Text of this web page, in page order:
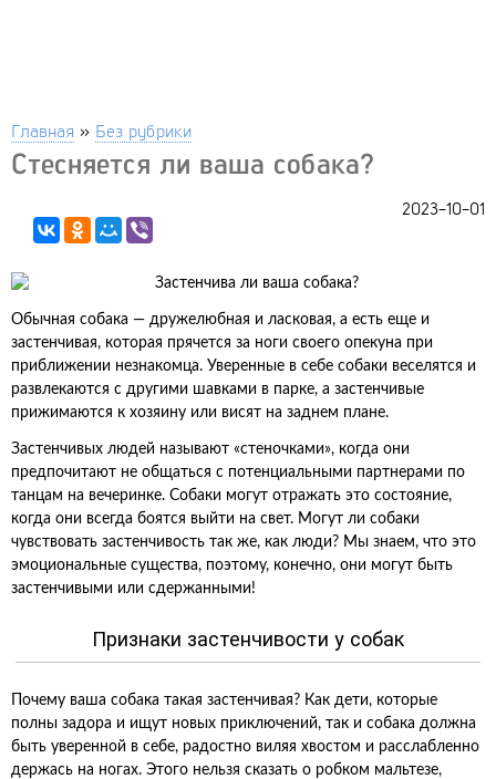
Главная » Без рубрики
Стесняется ли ваша собака?
2023-10-01
Обычная собака — дружелюбная и ласковая, а есть еще и
застенчивая, которая прячется за ноги своего опекуна при
приближении незнакомца. Уверенные в себе собаки веселятся и
развлекаются с другими шавками в парке, а застенчивые
прижимаются к хозяину или висят на заднем плане.
Застенчивых людей называют «стеночками», когда они
предпочитают не общаться с потенциальными партнерами по
танцам на вечеринке. Собаки могут отражать это состояние,
когда они всегда боятся выйти на свет. Могут ли собаки
чувствовать застенчивость так же, как люди? Мы знаем, что это
эмоциональные существа, поэтому, конечно, они могут быть
застенчивыми или сдержанными!
Признаки застенчивости у собак
Почему ваша собака такая застенчивая? Как дети, которые
полны задора и ищут новых приключений, так и собака должна
быть уверенной в себе, радостно виляя хвостом и расслабленно
держась на ногах. Этого нельзя сказать о робком мальтезе,